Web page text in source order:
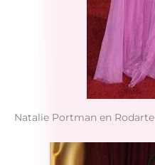
Natalie Portman en Rodarte